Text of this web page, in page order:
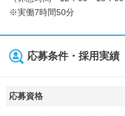
※実働7時間50分
応募条件・採用実績
応募資格